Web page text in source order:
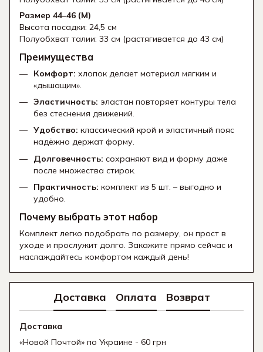
Размер 44–46 (M)
Высота посадки: 24,5 см
Полуобхват талии: 33 см (растягивается до 43 см)
Преимущества
Комфорт: хлопок делает материал мягким и
«дышащим».
Эластичность: эластан повторяет контуры тела
без стеснения движений.
Удобство: классический крой и эластичный пояс
надёжно держат форму.
Долговечность: сохраняют вид и форму даже
после множества стирок.
Практичность: комплект из 5 шт. – выгодно и
удобно.
Почему выбрать этот набор
Комплект легко подобрать по размеру, он прост в
уходе и прослужит долго. Закажите прямо сейчас и
наслаждайтесь комфортом каждый день!
Доставка Оплата Возврат
Доставка
«Новой Почтой» по Украине - 60 грн